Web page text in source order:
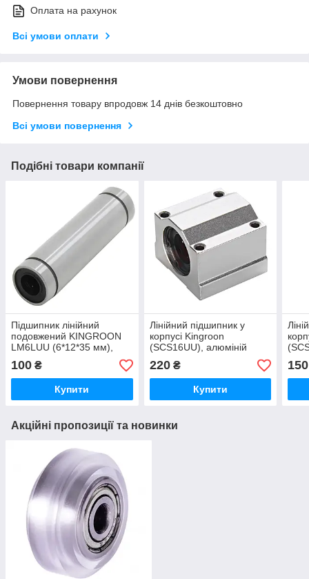
Оплата на рахунок
Всі умови оплати
Умови повернення
Повернення товару впродовж 14 днів безкоштовно
Всі умови повернення
Подібні товари компанії
Підшипник лінійний
подовжений KINGROON
LM6LUU (6*12*35 мм),
циліндричний, для вала
діаметром 6 мм
100 ₴
Купити
Лінійний підшипник у
корпусі Kingroon
(SCS16UU), алюміній
220₴
Купити
150
Акційні пропозиції та новинки